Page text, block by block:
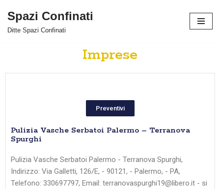
Vai
Spazi Confinati
Ditte Spazi Confinati
Imprese
Preventivi
Pulizia Vasche Serbatoi Palermo – Terranova
Spurghi
Pulizia Vasche Serbatoi Palermo - Terranova Spurghi,
Indirizzo: Via Galletti, 126/E, - 90121, - Palermo, - PA,
Telefono: 330697797, Email: terranovaspurghi19@libero.it - si